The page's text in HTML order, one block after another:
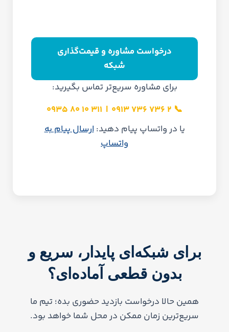
درخواست مشاوره و قیمت‌گذاری
شبکه
برای مشاوره سریع‌تر تماس بگیرید:
📞
2 736 736 0913
|
311 10 80 0935
یا در واتساپ پیام دهید:ارسال پیام به
واتساپ
برای شبکه‌ای پایدار، سریع و
بدون قطعی آماده‌ای؟
همین حالا درخواست بازدید حضوری بده؛ تیم ما
سریع‌ترین زمان ممکن در محل شما خواهد بود.